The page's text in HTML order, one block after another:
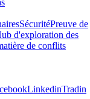
SécuritéPreuve de
d'exploration des
de conflits
LinkedinTradin